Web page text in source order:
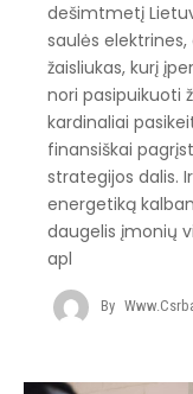
dešimtmetį
saulės
žaisliukas, kurį
nori pasipuikuoti
kardinaliai
finansiškai
strategijos dalis.
energetiką
daugelis įmonių
apl
By